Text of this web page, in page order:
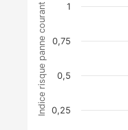
Indice risque panne courant 0,25
0,5
0,75
1